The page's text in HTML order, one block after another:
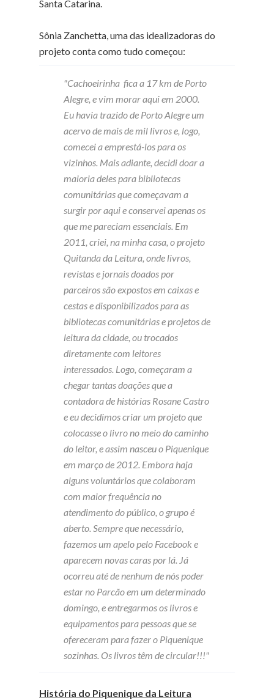
Santa Catarina.
Sônia Zanchetta, uma das idealizadoras do
projeto conta como tudo começou:
"Cachoeirinha fica a 17 km de Porto
Alegre, e vim morar aqui em 2000.
Eu havia trazido de Porto Alegre um
acervo de mais de mil livros e, logo,
comecei a emprestá-los para os
vizinhos. Mais adiante, decidi doar a
maioria deles para bibliotecas
comunitárias que começavam a
surgir por aqui e conservei apenas os
que me pareciam essenciais. Em
2011, criei, na minha casa, o projeto
Quitanda da Leitura, onde livros,
revistas e jornais doados por
parceiros são expostos em caixas e
cestas e disponibilizados para as
bibliotecas comunitárias e projetos de
leitura da cidade, ou trocados
diretamente com leitores
interessados. Logo, começaram a
chegar tantas doações que a
contadora de histórias Rosane Castro
e eu decidimos criar um projeto que
colocasse o livro no meio do caminho
do leitor, e assim nasceu o Piquenique
em março de 2012. Embora haja
alguns voluntários que colaboram
com maior frequência no
atendimento do público, o grupo é
aberto. Sempre que necessário,
fazemos um apelo pelo Facebook e
aparecem novas caras por lá. Já
ocorreu até de nenhum de nós poder
estar no Parcão em um determinado
domingo, e entregarmos os livros e
equipamentos para pessoas que se
ofereceram para fazer o Piquenique
sozinhas. Os livros têm de circular!!!"
História do Piquenique da Leitura